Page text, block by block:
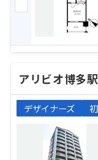
アリビオ博多
デザイナーズ